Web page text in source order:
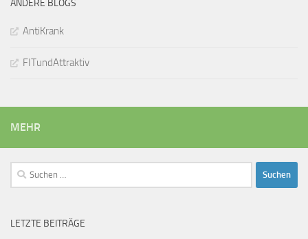
ANDERE BLOGS
AntiKrank
FITundAttraktiv
MEHR
Suchen
nach:
LETZTE BEITRÄGE